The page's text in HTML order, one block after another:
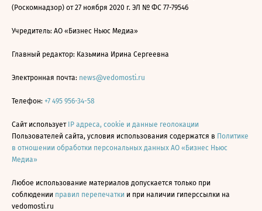
(Роскомнадзор) от 27 ноября 2020 г. ЭЛ № ФС 77-79546
Учредитель: АО «Бизнес Ньюс Медиа»
Главный редактор: Казьмина Ирина Сергеевна
Электронная почта: news@vedomosti.ru
Телефон: +7 495 956-34-58
Сайт использует IP адреса, cookie и данные геолокации
Пользователей сайта, условия использования содержатся в Политике
в отношении обработки персональных данных АО «Бизнес Ньюс
Медиа»
Любое использование материалов допускается только при
соблюдении правил перепечатки и при наличии гиперссылки на
vedomosti.ru